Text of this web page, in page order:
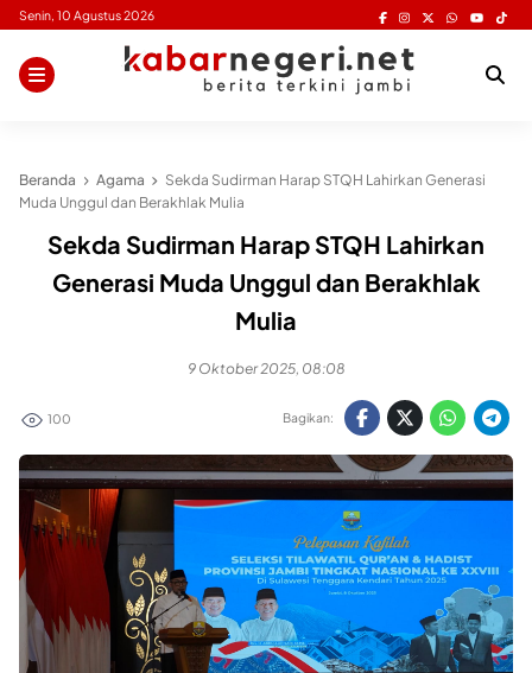
Skip
content
Senin, 10 Agustus 2026
Beranda Agama
Sekda Sudirman Harap STQH Lahirkan Generasi
Muda Unggul dan Berakhlak Mulia
Sekda Sudirman Harap STQH Lahirkan
Generasi Muda Unggul dan Berakhlak
Mulia
9 Oktober 2025, 08:08
100 Bagikan: